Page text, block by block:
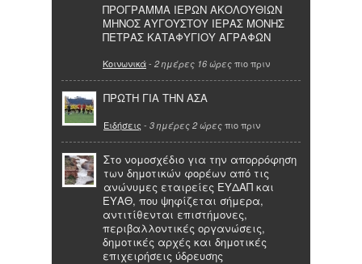
ΠΡΟΓΡΑΜΜΑ ΙΕΡΩΝ ΑΚΟΛΟΥΘΙΩΝ
ΜΗΝΟΣ ΑΥΓΟΥΣΤΟΥ ΙΕΡΑΣ ΜΟΝΗΣ
ΠΕΤΡΑΣ ΚΑΤΑΦΥΓΙΟΥ ΑΓΡΑΦΩΝ
Κοινωνικά- 2 ημέρες 16 ώρες πιο πριν
ΠΡΩΤΗ ΓΙΑ ΤΗΝ ΑΣΑ
Ειδήσεις - 3 ημέρες 2 ώρες πιο πριν
Στο νομοσχέδιο για την απορρόφηση
των δημοτικών φορέων από τις
ανώνυμες εταιρείες ΕΥΔΑΠ και
ΕΥΑΘ, που ψηφίζεται σήμερα,
αντιτίθενται επιστήμονες,
περιβαλλοντικές οργανώσεις,
δημοτικές αρχές και δημοτικές
επιχειρήσεις ύδρευσης